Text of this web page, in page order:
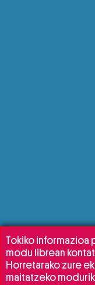
Tokiko informazioa
modu librean
Horretarako zure
maitatzeko